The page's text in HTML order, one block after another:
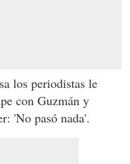
los periodistas le
con Guzmán y
'No pasó nada'.